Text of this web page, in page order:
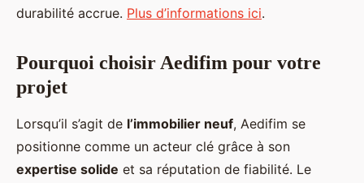
durabilité accrue. Plus d’informations ici.
Pourquoi choisir Aedifim pour votre
projet
Lorsqu’il s’agit de l’immobilier neuf, Aedifim se
positionne comme un acteur clé grâce à son
expertise solide et sa réputation de fiabilité. Le